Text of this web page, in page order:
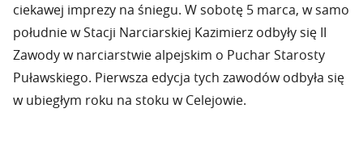
ciekawej imprezy na śniegu. W sobotę 5 marca, w samo
południe w Stacji Narciarskiej Kazimierz odbyły się II
Zawody w narciarstwie alpejskim o Puchar Starosty
Puławskiego. Pierwsza edycja tych zawodów odbyła się
w ubiegłym roku na stoku w Celejowie.